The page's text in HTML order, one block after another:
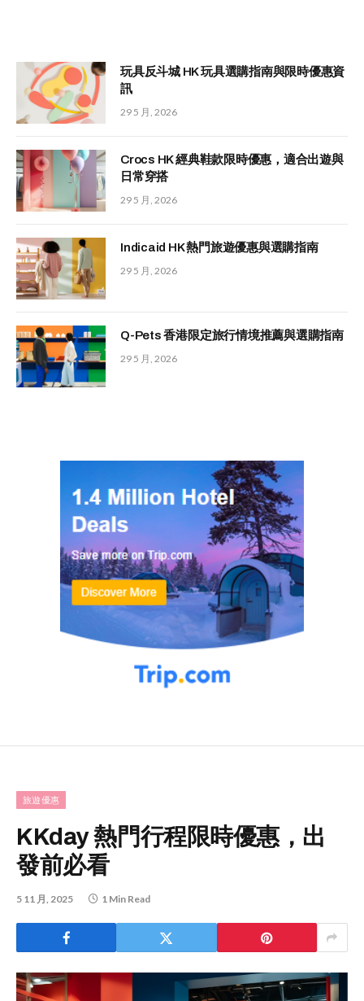
玩具反斗城 HK 玩具選購指南與限時優惠資
訊
29 5 月, 2026
Crocs HK 經典鞋款限時優惠，適合出遊與
日常穿搭
29 5 月, 2026
Indicaid HK 熱門旅遊優惠與選購指南
29 5 月, 2026
Q-Pets 香港限定旅行情境推薦與選購指南
29 5 月, 2026
旅遊優惠
KKday 熱門行程限時優惠，出
發前必看
5 11 月, 2025 1 Min Read